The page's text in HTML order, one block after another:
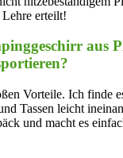
erteilt!
aus
Vorteile. Ich ​finde
Tassen leicht
und macht es